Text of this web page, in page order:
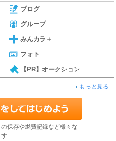
ブログ
グループ
みんカラ＋
フォト
【PR】オークション
もっと見る
保存や燃費記録など様々な